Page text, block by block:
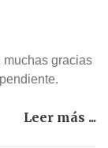
muchas gracias
Leer más ...